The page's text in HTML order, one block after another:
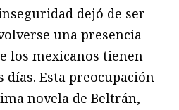
dejó de ser
una presencia
los mexicanos tienen
Esta preocupación
novela de Beltrán,